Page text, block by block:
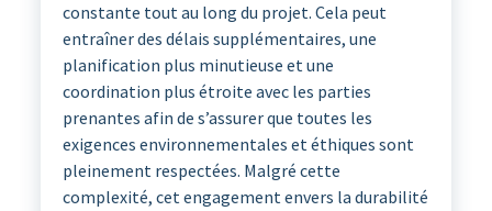
constante tout au long du projet. Cela peut
entraîner des délais supplémentaires, une
planification plus minutieuse et une
coordination plus étroite avec les parties
prenantes afin de s’assurer que toutes les
exigences environnementales et éthiques sont
pleinement respectées. Malgré cette
complexité, cet engagement envers la durabilité